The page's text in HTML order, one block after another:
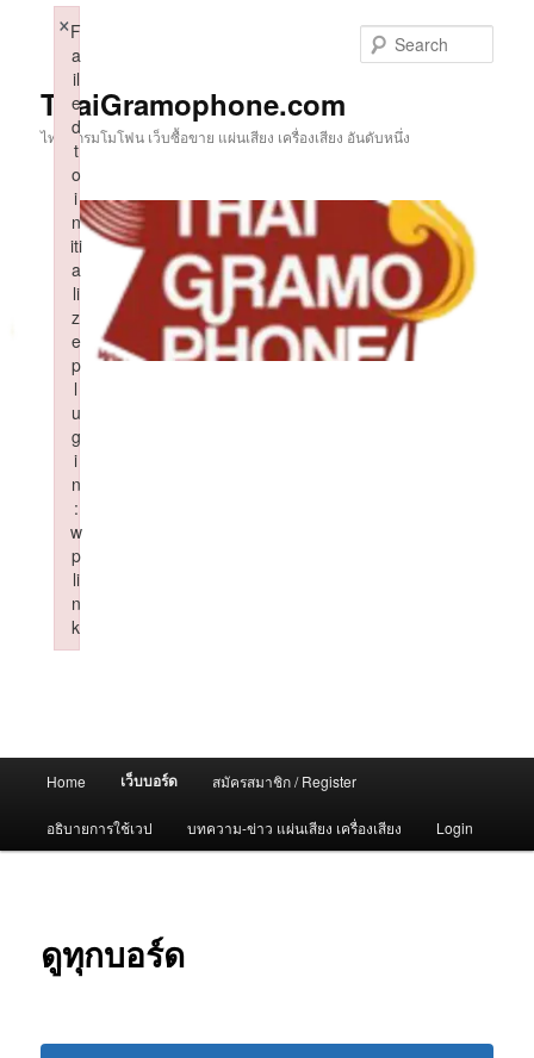
ThaiGramophone.com
ไทยแกรมโมโฟน เว็บซื้อขาย แผ่นเสียง เครื่องเสียง อันดับหนึ่ง
Home เว็บบอร์ด สมัครสมาชิก / Register
อธิบายการใช้เวป บทความ-ข่าว แผ่นเสียง เครื่องเสียง Login
ดูทุกบอร์ด
F
a
il
e
d
t
o
i
n
iti
a
li
z
e
p
l
u
g
i
n
:
w
p
li
n
k
×
Failed to initialize plugin: wplink